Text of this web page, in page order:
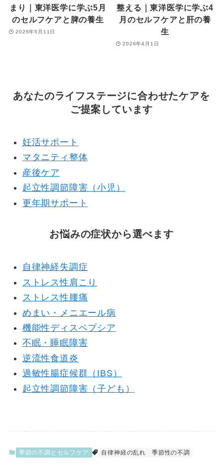
まり｜東洋医学に学ぶ5月
のセルフケアと脾の養生
2026年5月11日
整える｜東洋医学に学ぶ4
月のセルフケアと肝の養
生
2026年4月1日
あなたのライフステージに合わせたケアを
ご提案しています
妊活サポート
マタニティ整体
産後ケア
起立性調節障害（小児）
更年期サポート
お悩みの症状から選べます
自律神経失調症
ストレス性肩こり
ストレス性腰痛
めまい・ メニエール病
機能性ディスペプシア
不眠・睡眠障害
逆流性食道炎
過敏性腸症候群（IBS）
起立性調節障害（子ども）
季節の不調とセルフケア 自律神経の乱れ 季節性の不調